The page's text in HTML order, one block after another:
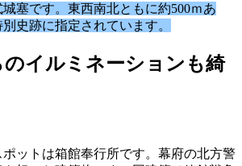
塞です。東西南北ともに約500ｍあ
史跡に指定されています。
イルミネーションも綺
ットは箱館奉行所です。幕府の北方警